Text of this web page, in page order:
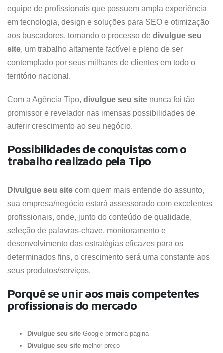
equipe de profissionais que possuem ampla experiência
em tecnologia, design e soluções para SEO e otimização
aos buscadores, tornando o processo de divulgue seu
site, um trabalho altamente factível e pleno de ser
contemplado por seus milhares de clientes em todo o
território nacional.
Com a Agência Tipo, divulgue seu site nunca foi tão
promissor e revelador nas imensas possibilidades de
auferir crescimento ao seu negócio.
Possibilidades de conquistas com o
trabalho realizado pela Tipo
Divulgue seu site com quem mais entende do assunto,
sua empresa/negócio estará assessorado com excelentes
profissionais, onde, junto do conteúdo de qualidade,
seleção de palavras-chave, monitoramento e
desenvolvimento das estratégias eficazes para os
determinados fins, o crescimento será uma constante aos
seus produtos/serviços.
Porquê se unir aos mais competentes
profissionais do mercado
Divulgue seu site Google primeira página
Divulgue seu site melhor preço